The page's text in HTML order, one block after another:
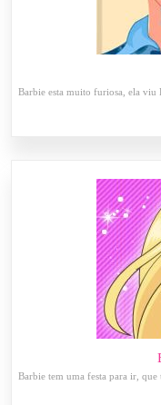
Barbie esta muito furiosa, ela viu
Barbie tem uma festa para ir, que